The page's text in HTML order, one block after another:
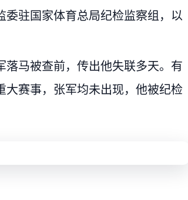
驻国家体育总局纪检监察组，以
马被查前，传出他失联多天。有
赛事，张军均未出现，他被纪检